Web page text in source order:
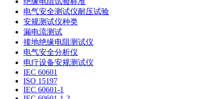
电气安全测试仪耐压试验
安规测试仪种类
漏电流测试
接地绝缘电阻测试仪
电气安全分析仪
电疗设备安规测试仪
IEC 60601
ISO 15197
IEC 60601-1